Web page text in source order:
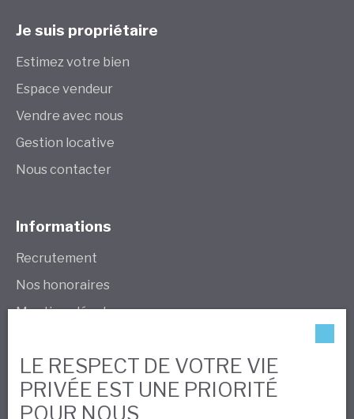
Je suis propriétaire
Estimez votre bien
Espace vendeur
Vendre avec nous
Gestion locative
Nous contacter
Informations
Recrutement
Nos honoraires
Mentions légales
Plan du site
Gérer les cookies
LE RESPECT DE VOTRE VIE
PRIVÉE EST UNE PRIORITÉ
POUR NOUS